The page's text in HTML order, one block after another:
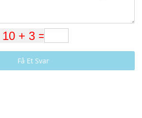
Få Et Svar